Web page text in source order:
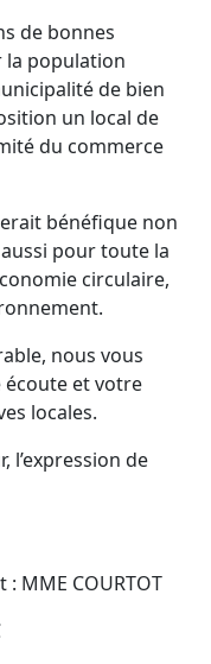
de bonnes
la population
de bien
un local de
du commerce
bénéfique non
pour toute la
circulaire,
nous vous
et votre
locales.
l’expression de
MME COURTOT